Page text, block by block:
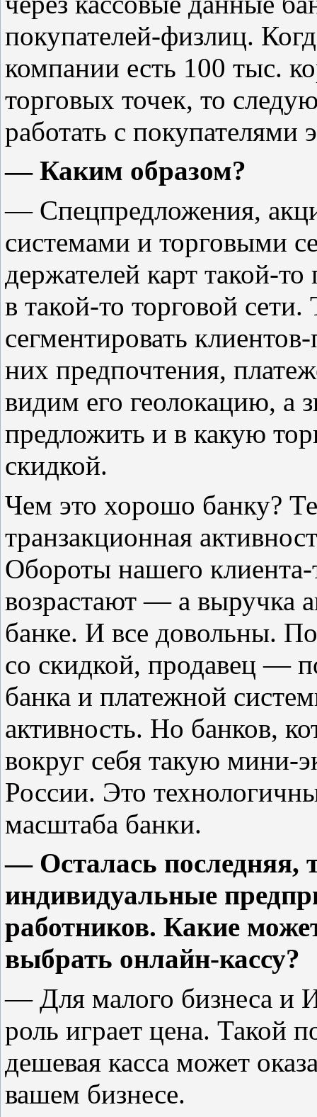
покупателей-физлиц.
компании есть 100 тыс.
торговых точек, то
работать с покупателями
— Каким образом?
— Спецпредложения,
системами и торговыми
держателей карт такой-
в такой-то торговой
сегментировать
них предпочтения,
видим его геолокацию, а
предложить и в какую
скидкой.
Чем это хорошо банку?
транзакционная
Обороты нашего клиента-
возрастают — а выручка
банке. И все довольны.
со скидкой, продавец —
банка и платежной
активность. Но банков,
вокруг себя такую мини-
России. Это
масштаба банки.
— Осталась последняя,
индивидуальные
работников. Какие
выбрать онлайн-кассу?
— Для малого бизнеса и
роль играет цена. Такой
дешевая касса может
вашем бизнесе.